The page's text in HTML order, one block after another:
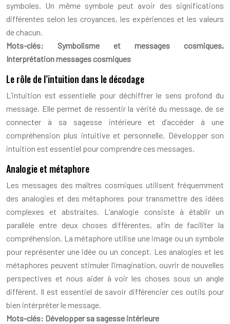
symboles. Un même symbole peut avoir des significations
différentes selon les croyances, les expériences et les valeurs
de chacun.
Mots-clés: Symbolisme et messages cosmiques,
Interprétation messages cosmiques
Le rôle de l’intuition dans le décodage
L’intuition est essentielle pour déchiffrer le sens profond du
message. Elle permet de ressentir la vérité du message, de se
connecter à sa sagesse intérieure et d’accéder à une
compréhension plus intuitive et personnelle. Développer son
intuition est essentiel pour comprendre ces messages.
Analogie et métaphore
Les messages des maîtres cosmiques utilisent fréquemment
des analogies et des métaphores pour transmettre des idées
complexes et abstraites. L’analogie consiste à établir un
parallèle entre deux choses différentes, afin de faciliter la
compréhension. La métaphore utilise une image ou un symbole
pour représenter une idée ou un concept. Les analogies et les
métaphores peuvent stimuler l’imagination, ouvrir de nouvelles
perspectives et nous aider à voir les choses sous un angle
différent. Il est essentiel de savoir différencier ces outils pour
bien intérpréter le message.
Mots-clés: Développer sa sagesse intérieure